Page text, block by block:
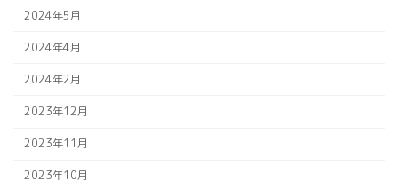
2024年5月
2024年4月
2024年2月
2023年12月
2023年11月
2023年10月